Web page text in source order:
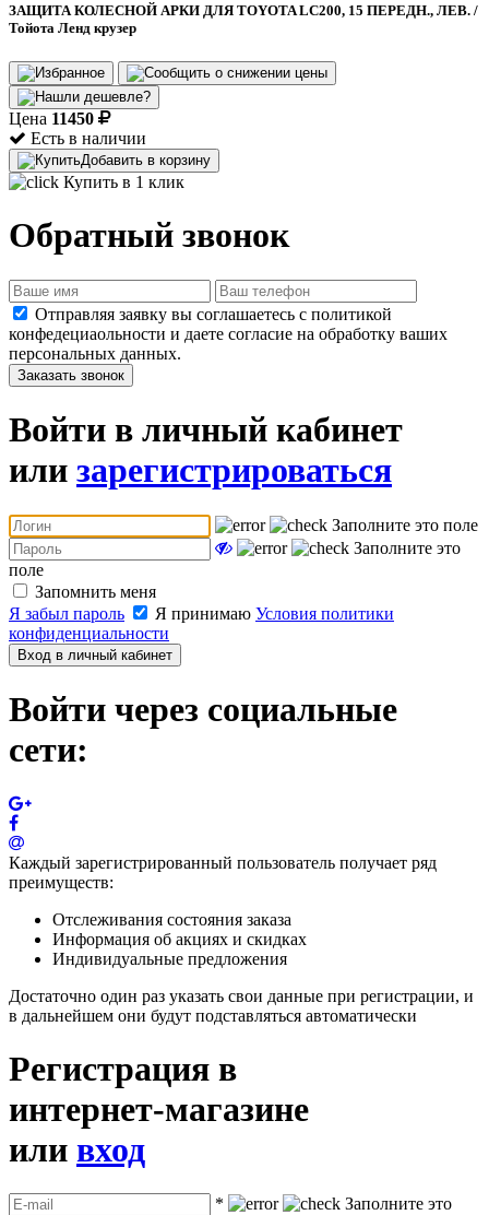
ЗАЩИТА КОЛЕСНОЙ АРКИ ДЛЯ TOYOTA LC200, 15 ПЕРЕДН., ЛЕВ. /
Тойота Ленд крузер
Цена 11450
Есть в наличии
Добавить в корзину
Купить в 1 клик
Обратный звонок
Отправляя заявку вы соглашаетесь с политикой
конфедециаольности и даете согласие на обработку ваших
персональных данных.
Заказать звонок
Войти в личный кабинет
или зарегистрироваться
Заполните это поле
Заполните это
поле
Запомнить меня
Я забыл пароль
Я принимаю Условия политики
конфиденциальности
Вход в личный кабинет
Войти через социальные
сети:
Каждый зарегистрированный пользователь получает ряд
преимуществ:
Отслеживания состояния заказа
Информация об акциях и скидках
Индивидуальные предложения
Достаточно один раз указать свои данные при регистрации, и
в дальнейшем они будут подставляться автоматически
Регистрация в
интернет-магазине
или вход
*
Заполните это